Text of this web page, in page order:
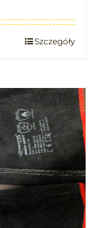
Szczegóły